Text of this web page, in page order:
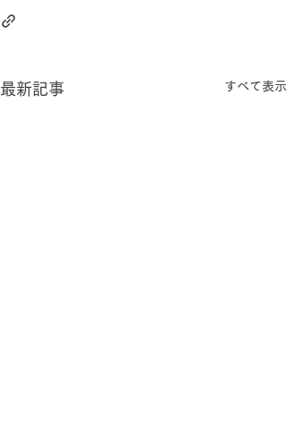
最新記事 すべて表示